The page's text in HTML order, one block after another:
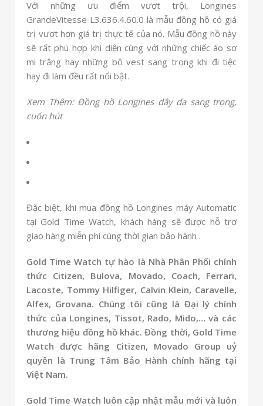
Với những ưu điểm vượt trội, Longines
GrandeVitesse L3.636.4.60.0 là mẫu đồng hồ có giá
trị vượt hơn giá trị thực tế của nó. Mẫu đồng hồ này
sẽ rất phù hợp khi diện cùng với những chiếc áo sơ
mi trắng hay những bộ vest sang trọng khi đi tiệc
hay đi làm đều rất nổi bật.
Xem Thêm: Đồng hồ Longines dây da sang trọng,
cuốn hút
Đặc biệt, khi mua đồng hồ Longines máy Automatic
tại Gold Time Watch, khách hàng sẽ được hỗ trợ
giao hàng miễn phí cùng thời gian bảo hành .
Gold Time Watch tự hào là Nhà Phân Phối chính
thức Citizen, Bulova, Movado, Coach, Ferrari,
Lacoste, Tommy Hilfiger, Calvin Klein, Caravelle,
Alfex, Grovana. Chúng tôi cũng là Đại lý chính
thức của Longines, Tissot, Rado, Mido,… và các
thương hiệu đồng hồ khác. Đồng thời, Gold Time
Watch được hãng Citizen, Movado Group uỷ
quyền là Trung Tâm Bảo Hành chính hãng tại
Việt Nam.
Gold Time Watch luôn cập nhật mẫu mới và luôn